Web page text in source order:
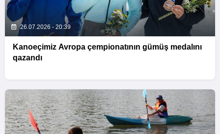
26.07.2026 - 20:39
Kanoeçimiz Avropa çempionatının gümüş medalını
qazandı